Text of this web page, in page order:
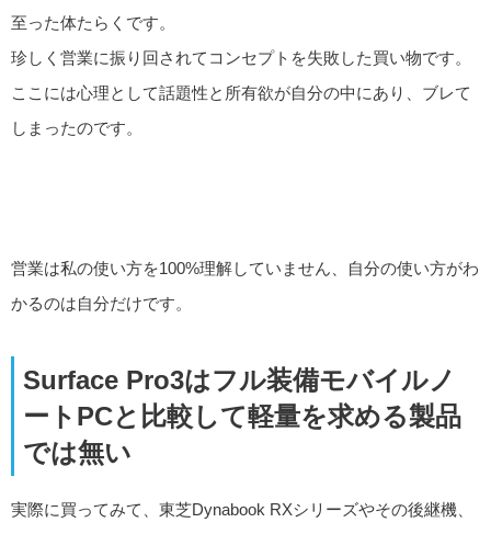
至った体たらくです。
珍しく営業に振り回されてコンセプトを失敗した買い物です。
ここには心理として話題性と所有欲が自分の中にあり、ブレて
しまったのです。
営業は私の使い方を100%理解していません、自分の使い方がわ
かるのは自分だけです。
Surface Pro3はフル装備モバイルノ
ートPCと比較して軽量を求める製品
では無い
実際に買ってみて、東芝Dynabook RXシリーズやその後継機、